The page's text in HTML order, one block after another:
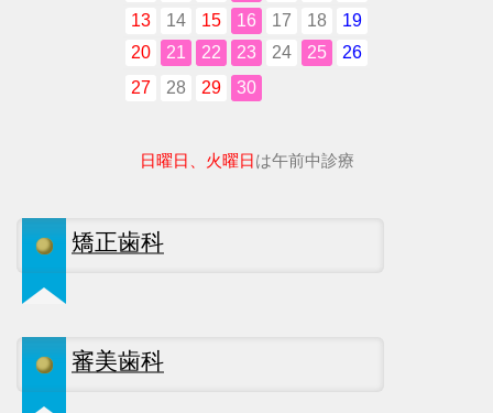
13
14 15 16 17 18
19
20
21 22 23 24 25
26
27
28 29 30
日曜日、火曜日は午前中診療
矯正歯科
審美歯科